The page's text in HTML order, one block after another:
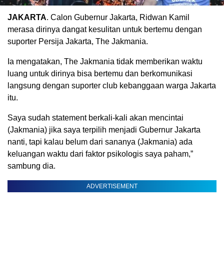
JAKARTA. Calon Gubernur Jakarta, Ridwan Kamil
merasa dirinya dangat kesulitan untuk bertemu dengan
suporter Persija Jakarta, The Jakmania.
Ia mengatakan, The Jakmania tidak memberikan waktu
luang untuk dirinya bisa bertemu dan berkomunikasi
langsung dengan suporter club kebanggaan warga Jakarta
itu.
Saya sudah statement berkali-kali akan mencintai
(Jakmania) jika saya terpilih menjadi Gubernur Jakarta
nanti, tapi kalau belum dari sananya (Jakmania) ada
keluangan waktu dari faktor psikologis saya paham,”
sambung dia.
ADVERTISEMENT